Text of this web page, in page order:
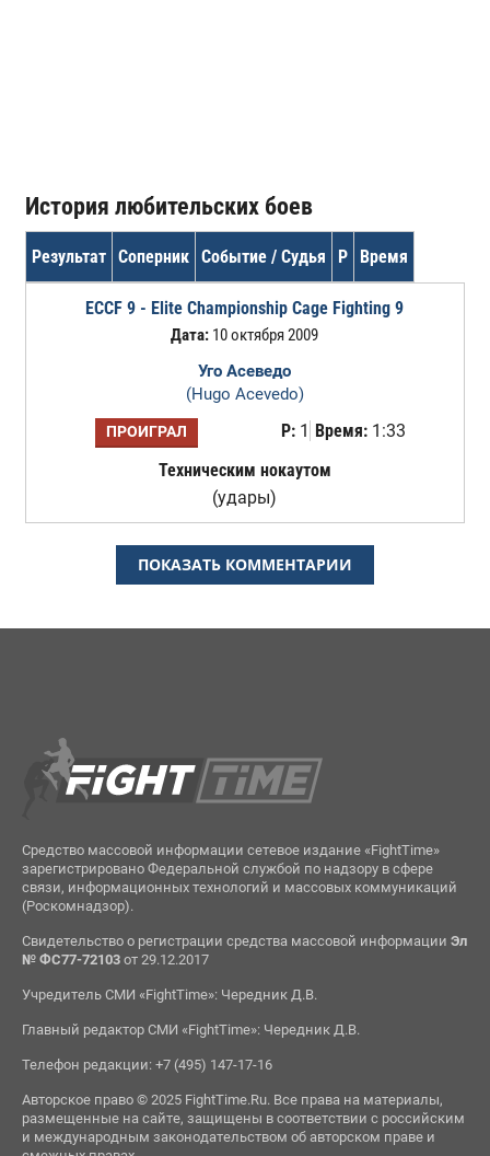
История любительских боев
Результат Соперник Событие / Судья Р Время
ECCF 9 - Elite Championship Cage Fighting 9
Дата: 10 октября 2009
Уго Асеведо
(Hugo Acevedo)
ПРОИГРАЛ Р:1 Время:1:33
Техническим нокаутом
(удары)
ПОКАЗАТЬ КОММЕНТАРИИ
Средство массовой информации сетевое издание «FightTime»
зарегистрировано Федеральной службой по надзору в сфере
связи, информационных технологий и массовых коммуникаций
(Роскомнадзор).
Свидетельство о регистрации средства массовой информации Эл
№ ФС77-72103от 29.12.2017
Учредитель СМИ «FightTime»: Чередник Д.В.
Главный редактор СМИ «FightTime»: Чередник Д.В.
Телефон редакции: +7 (495) 147-17-16
Авторское право © 2025 FightTime.Ru. Все права на материалы,
размещенные на сайте, защищены в соответствии с российским
и международным законодательством об авторском праве и